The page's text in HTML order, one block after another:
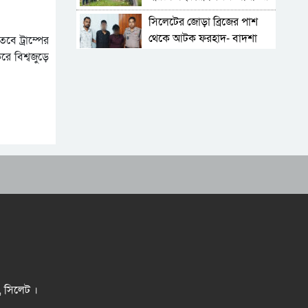
ট্রাম্পের
বিশ্বজুড়ে
মাসব্যাপী বৃক্ষরোপণ কর্মসূচির
উদ্বোধন
সিলেটের জোড়া ব্রিজের পাশ
থেকে আটক ফরহাদ- বাদশা
সিলেট ।